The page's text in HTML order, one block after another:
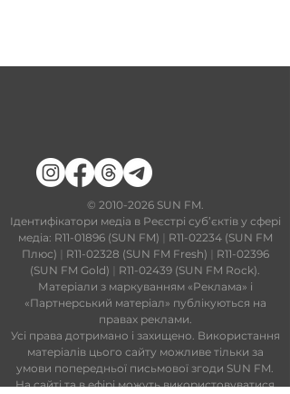
​© 2010-2026SUN FM.
Ідентифікатори медіа в Реєстрі суб’єктів у сфері
медіа: R11-01896 (SUN FM) | R11-02234 (SUN FM
Плюс) | R11-02328 (SUN FM Fresh) | R11-02396
(SUN FM Gold) | R11-02439 (SUN FM Rock).
Матеріали з маркуванням «Реклама» і
«Партнерський матеріал» публікуються на
правах реклами.
Усі права дотримано і захищено. Використання
матеріалів цього сайту можливе тільки за
умови попередньої письмової згоди SUN FM.
На сайті та в ефірі можуть використовуватися